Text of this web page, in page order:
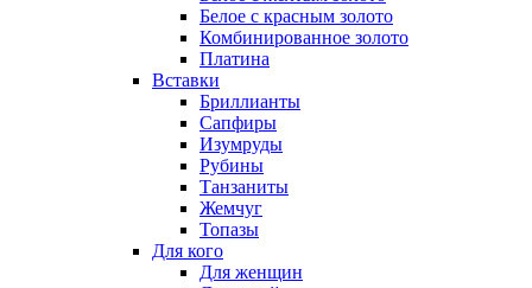
Белое с красным золото
Комбинированное золото
Платина
Вставки
Бриллианты
Сапфиры
Изумруды
Рубины
Танзаниты
Жемчуг
Топазы
Для кого
Для женщин